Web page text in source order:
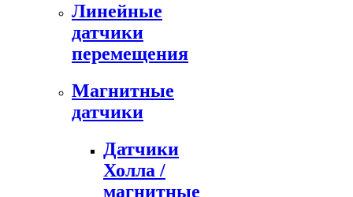
Линейные
датчики
перемещения
Магнитные
датчики
Датчики
Холла /
магнитные